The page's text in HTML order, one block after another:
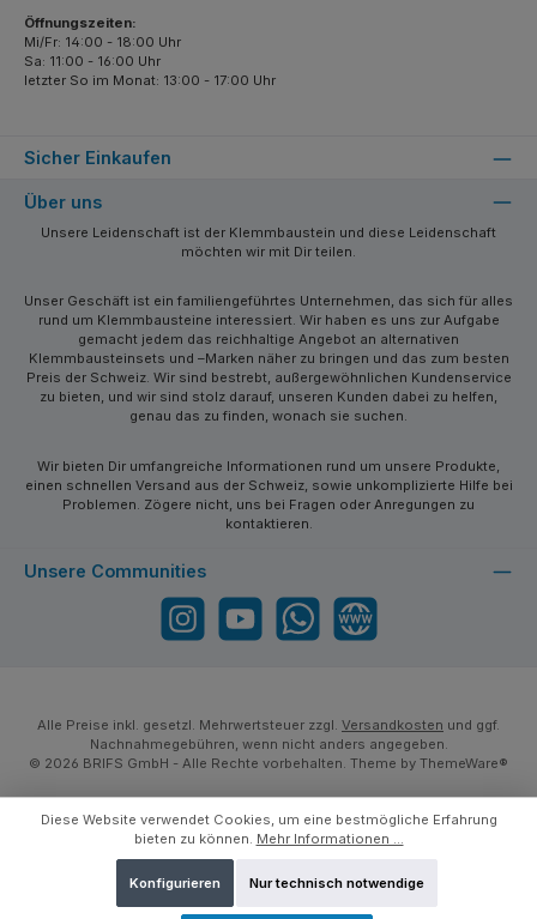
Sicher Einkaufen
Öffnungszeiten:
Mi/Fr: 14:00 - 18:00 Uhr
Sa: 11:00 - 16:00 Uhr
letzter So im Monat: 13:00 - 17:00 Uhr
Über uns
Unsere Leidenschaft ist der Klemmbaustein und diese Leidenschaft
möchten wir mit Dir teilen.
Unser Geschäft ist ein familiengeführtes Unternehmen, das sich für alles
rund um Klemmbausteine interessiert. Wir haben es uns zur Aufgabe
gemacht jedem das reichhaltige Angebot an alternativen
Klemmbausteinsets und –Marken näher zu bringen und das zum besten
Preis der Schweiz. Wir sind bestrebt, außergewöhnlichen Kundenservice
zu bieten, und wir sind stolz darauf, unseren Kunden dabei zu helfen,
genau das zu finden, wonach sie suchen.
Wir bieten Dir umfangreiche Informationen rund um unsere Produkte,
einen schnellen Versand aus der Schweiz, sowie unkomplizierte Hilfe bei
Problemen. Zögere nicht, uns bei Fragen oder Anregungen zu
kontaktieren.
Unsere Communities
Instagram YouTube WhatsApp Website
Alle Preise inkl. gesetzl. Mehrwertsteuer zzgl. Versandkosten und ggf.
Nachnahmegebühren, wenn nicht anders angegeben.
© 2026 BRIFS GmbH - Alle Rechte vorbehalten. Theme by ThemeWare®
Diese Website verwendet Cookies, um eine bestmögliche Erfahrung
bieten zu können. Mehr Informationen ...
Nur technisch notwendige
Konfigurieren